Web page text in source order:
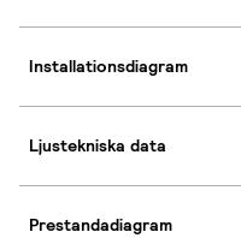
Installationsdiagram
Ljustekniska data
Prestandadiagram